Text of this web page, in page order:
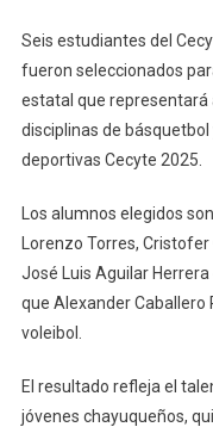
Seis estudiantes del
fueron seleccionados
estatal que representará
disciplinas de
deportivas Cecyte 2025.
Los alumnos elegidos
Lorenzo Torres,
José Luis Aguilar
que Alexander
voleibol.
El resultado refleja el
jóvenes chayuqueños,